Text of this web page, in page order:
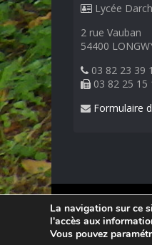
Lycée
2 rue Vauban
54400
03 82 23 39
03 82 25 15
Formulaire
© 2026Lycée
Réalisation
La navigation sur ce
l'accès aux
Vous pouvez